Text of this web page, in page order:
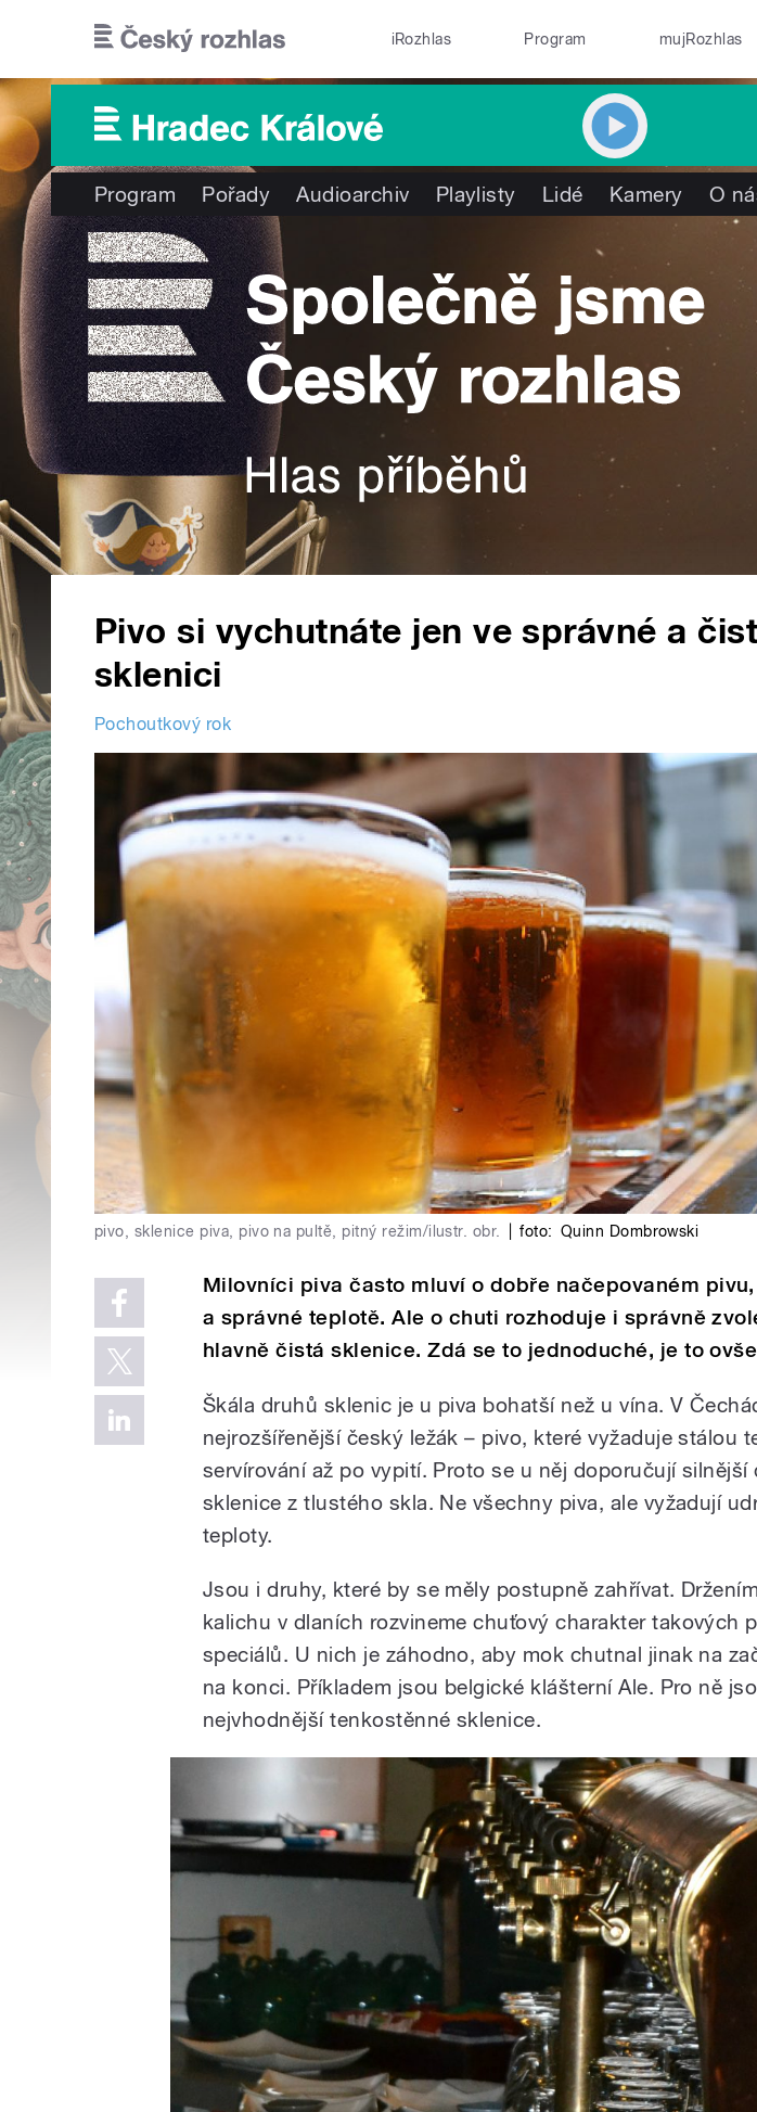
iRozhlas Program mujRozhlas
Program Pořady Audioarchiv Playlisty Lidé Kamery O
Pivo si vychutnáte jen ve správné a
sklenici
Pochoutkový rok
pivo, sklenice piva, pivo na pultě, pitný režim/ilustr. obr. foto: Quinn Dombrowski
Milovníci piva často mluví o dobře načepovaném
a správné teplotě. Ale o chuti rozhoduje i správně
hlavně čistá sklenice. Zdá se to jednoduché, je to
Škála druhů sklenic je u piva bohatší než u vína. V
nejrozšířenější český ležák – pivo, které vyžaduje stálou
servírování až po vypití. Proto se u něj doporučují silnější
sklenice z tlustého skla. Ne všechny piva, ale vyžadují
teploty.
Jsou i druhy, které by se měly postupně zahřívat.
kalichu v dlaních rozvineme chuťový charakter takových
speciálů. U nich je záhodno, aby mok chutnal jinak na
na konci. Příkladem jsou belgické klášterní Ale. Pro ně
nejvhodnější tenkostěnné sklenice.